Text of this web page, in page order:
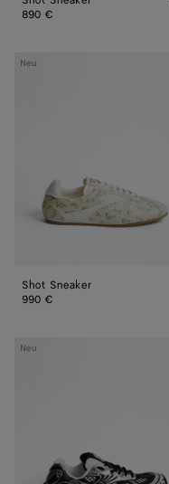
890 €
Neu
Shot
Shot Sneaker
990 €
Neu
Orbit